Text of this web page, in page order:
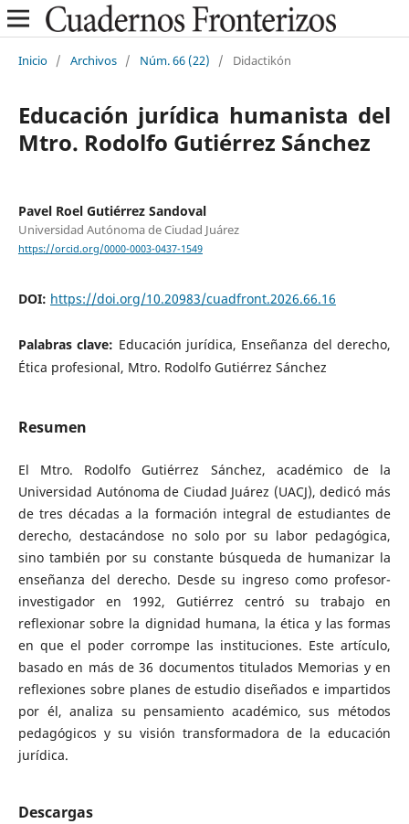
Inicio / Archivos / Núm. 66 (22) / Didactikón
Educación jurídica humanista del
Mtro. Rodolfo Gutiérrez Sánchez
Pavel Roel Gutiérrez Sandoval
Universidad Autónoma de Ciudad Juárez
https://orcid.org/0000-0003-0437-1549
DOI: https://doi.org/10.20983/cuadfront.2026.66.16
Palabras clave: Educación jurídica, Enseñanza del derecho,
Ética profesional, Mtro. Rodolfo Gutiérrez Sánchez
Resumen
El Mtro. Rodolfo Gutiérrez Sánchez, académico de la
Universidad Autónoma de Ciudad Juárez (UACJ), dedicó más
de tres décadas a la formación integral de estudiantes de
derecho, destacándose no solo por su labor pedagógica,
sino también por su constante búsqueda de humanizar la
enseñanza del derecho. Desde su ingreso como profesor-
investigador en 1992, Gutiérrez centró su trabajo en
reflexionar sobre la dignidad humana, la ética y las formas
en que el poder corrompe las instituciones. Este artículo,
basado en más de 36 documentos titulados Memorias y en
reflexiones sobre planes de estudio diseñados e impartidos
por él, analiza su pensamiento académico, sus métodos
pedagógicos y su visión transformadora de la educación
jurídica.
Descargas